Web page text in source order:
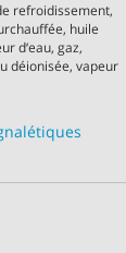
refroidissement,
huile
d‘eau, gaz,
déionisée, vapeur